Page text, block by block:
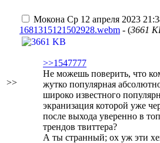
>>
Мокона Ср 12 апреля 2023
1681315121502928.webm - (3661
>>1547777
Не можешь поверить, что
жутко популярная
широко известного
экранизация которой уже
после выхода уверенно в
трендов твиттера?
А ты странный; ох уж эти